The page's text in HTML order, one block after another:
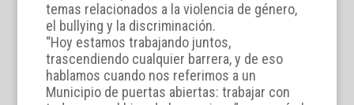
temas relacionados a la violencia de género,
el bullying y la discriminación.
“Hoy estamos trabajando juntos,
trascendiendo cualquier barrera, y de eso
hablamos cuando nos referimos a un
Municipio de puertas abiertas: trabajar con